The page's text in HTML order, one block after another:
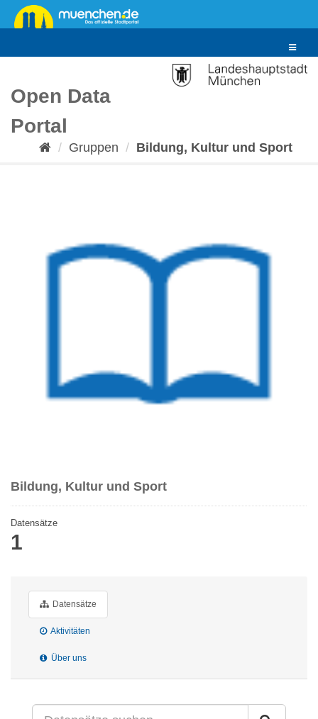
Überspringen
zum
Toggle
Open Data
Portal
Gruppen Bildung, Kultur und Sport
Bildung, Kultur und Sport
Datensätze
1
Datensätze
Aktivitäten
Über uns